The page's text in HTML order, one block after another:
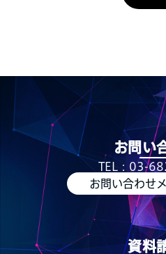
お問い
TEL：03-
お問い合わせ
資料